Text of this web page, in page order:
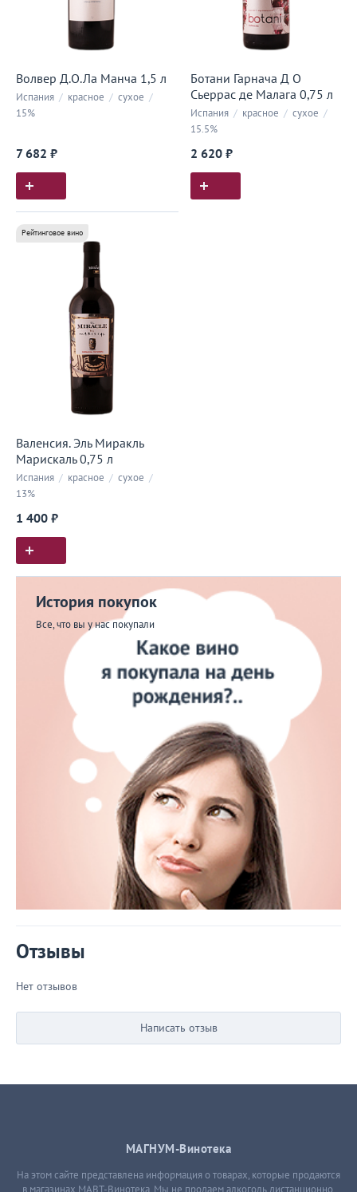
Волвер Д.О.Ла Манча 1,5 л
Испания / красное / сухое /
15%
7 682 ₽
Ботани Гарнача Д О
Сьеррас де Малага 0,75 л
Испания / красное / сухое /
15.5%
2 620 ₽
Рейтинговое вино
Валенсия. Эль Миракль
Марискаль 0,75 л
Испания / красное / сухое /
13%
1 400 ₽
История покупок
Все, что вы у нас покупали
Отзывы
Нет отзывов
Написать отзыв
МАГНУМ-Винотека
На этом сайте представлена информация о товарах, которые продаются